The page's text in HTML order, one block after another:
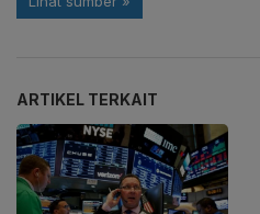
ARTIKEL TERKAIT